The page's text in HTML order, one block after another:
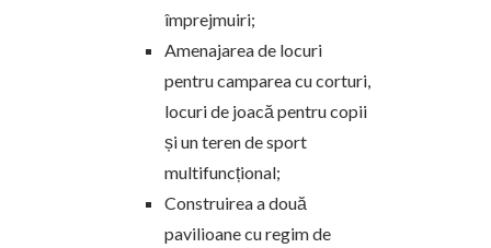
împrejmuiri;
Amenajarea de locuri
pentru camparea cu corturi,
locuri de joacă pentru copii
și un teren de sport
multifuncțional;
Construirea a două
pavilioane cu regim de